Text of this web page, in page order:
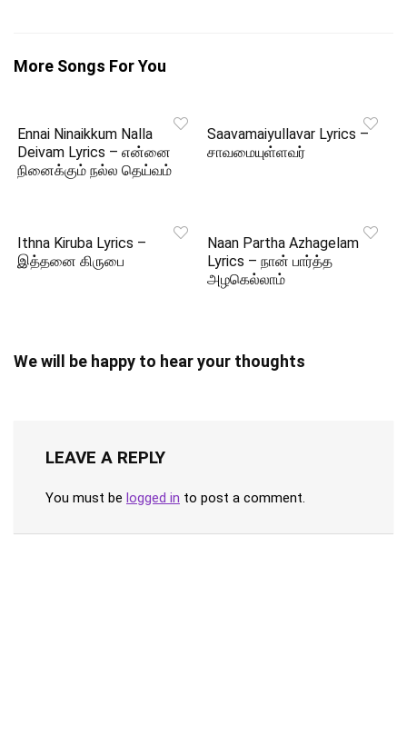
More Songs For You
Ennai Ninaikkum Nalla
Deivam Lyrics – என்னை
நினைக்கும் நல்ல தெய்வம்
Saavamaiyullavar Lyrics –
சாவமையுள்ளவர்
Ithna Kiruba Lyrics –
இத்தனை கிருபை
Naan Partha Azhagelam
Lyrics – நான் பார்த்த
அழகெல்லாம்
We will be happy to hear your thoughts
LEAVE A REPLY
You must be logged in to post a comment.